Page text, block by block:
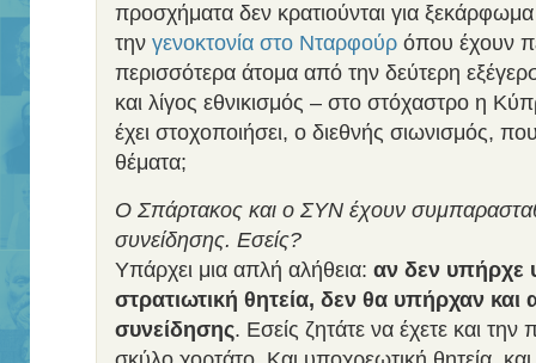
προσχήματα δεν κρατιούνται για
την γενοκτονία στο Νταρφούρ όπου έχουν
περισσότερα άτομα από την δεύτερη
και λίγος εθνικισμός – στο στόχαστρο η
έχει στοχοποιήσει, ο διεθνής σιωνισμός,
θέματα;
Ο Σπάρτακος και ο ΣΥΝ έχουν
συνείδησης. Εσείς?
Υπάρχει μια απλή αλήθεια: αν δεν υπήρχε
στρατιωτική θητεία, δεν θα υπήρχαν και
συνείδησης. Εσείς ζητάτε να έχετε και την